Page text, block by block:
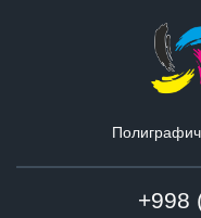
+998